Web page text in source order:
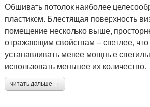
Обшивать потолок наиболее
пластиком. Блестящая поверхность
помещение несколько выше,
отражающим свойствам – светлее, что
устанавливать менее мощные
использовать меньшее их количество.
читать дальше →